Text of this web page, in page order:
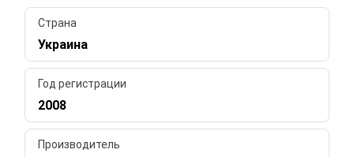
Страна
Украина
Год регистрации
2008
Производитель